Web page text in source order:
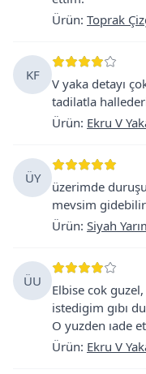
Ürün: Toprak
KF
V yaka detayı
tadilatla
Ürün: Ekru V
ÜY
üzerimde
mevsim
Ürün: Siyah
ÜU
Elbise cok
istedigim gıbı
O yuzden ıade
Ürün: Ekru V